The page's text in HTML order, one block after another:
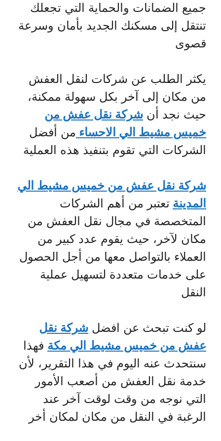
جميع الضمانات والحماية التي تجعلك
تنتقل إلى مسكنك الجديد بأمان وسرعة
قصوى
يكثر الطلب عن شركات لنقل العفش
من مكان إلى آخر بكل سهولة ممكنة،
حيث نجد أن شركة نقل عفش من
خميس مشيط الي الاحساء من أفضل
الشركات التي تقوم بتنفيذ هذه العملية
شركة نقل عفش من خميس مشيط الي
المدينة تعتبر من أهم الشركات
المتخصصة في مجال نقل العفش من
مكان لآخر، حيث يقوم عدد كبير من
العملاء بالتواصل معها من أجل الحصول
على خدمات متعددة لتسهيل عملية
النقل
لو كنت تبحث عن افضل شركة نقل
عفش من خميس مشيط الي مكة فهذا
سنتحدث عنه اليوم في هذا التقرير، لأن
خدمة نقل العفش من أصعب الأمور
التي نوجه من وقت لوقت آخر عند
الرغبة في النقل من مكان لمكان أخر